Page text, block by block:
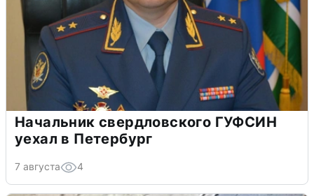
Начальник свердловского ГУФСИН
уехал в Петербург
7 августа 4